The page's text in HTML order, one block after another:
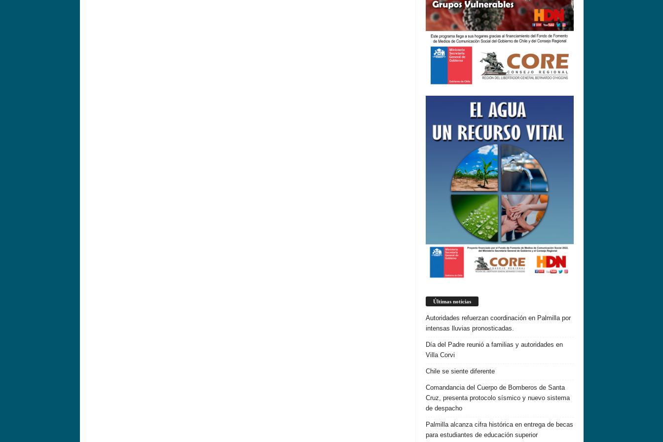
Últimas noticias
Autoridades refuerzan coordinación en Palmilla por
intensas lluvias pronosticadas.
Día del Padre reunió a familias y autoridades en
Villa Corvi
Chile se siente diferente
Comandancia del Cuerpo de Bomberos de Santa
Cruz, presenta protocolo sísmico y nuevo sistema
de despacho
Palmilla alcanza cifra histórica en entrega de becas
para estudiantes de educación superior